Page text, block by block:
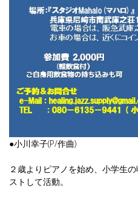
●小川幸子(P/作曲)
２歳よりピアノを始め、小学生
ストして活動。